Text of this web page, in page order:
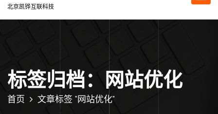
北京凯铧互联科技
标签归档：网站优化
首页 文章标签 "网站优化"